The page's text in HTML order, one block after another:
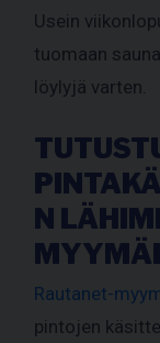
Usein
tuomaan
löylyjä varten.
N
Rautanet-
pintojen